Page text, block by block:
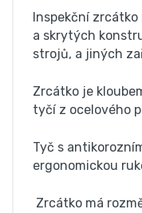
Inspekční
a skrytých
strojů, a jiných
Zrcátko je
tyčí z ocelového
Tyč s
ergonomickou
Zrcátko má